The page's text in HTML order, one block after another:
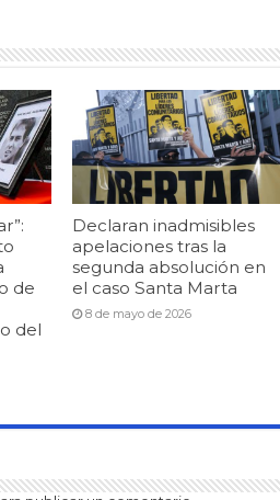
de
del
Declaran inadmisibles
apelaciones tras la
segunda absolución en
el caso Santa Marta
8 de mayo de 2026